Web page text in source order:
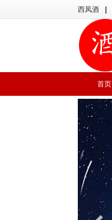
西凤酒
首页